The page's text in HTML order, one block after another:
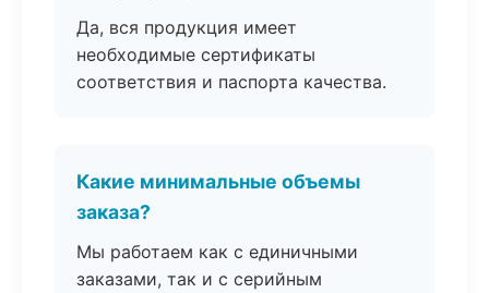
Да, вся продукция имеет
необходимые сертификаты
соответствия и паспорта качества.
Какие минимальные объемы
заказа?
Мы работаем как с единичными
заказами, так и с серийным